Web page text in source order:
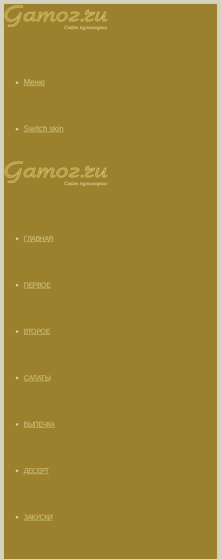
Меню
Switch skin
ГЛАВНАЯ
ПЕРВОЕ
ВТОРОЕ
САЛАТЫ
ВЫПЕЧКА
ДЕСЕРТ
ЗАКУСКИ